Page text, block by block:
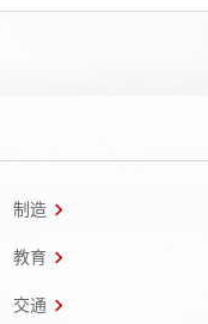
制造
教育
交通